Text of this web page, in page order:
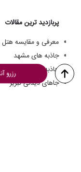
رزرو
پربازدید ترین مقالات
معرفی و مقایسه هتل
جاذبه های مشهد
جاذبه های کیش
جاهای دیدنی تبریز